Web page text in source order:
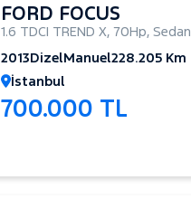
FORD FOCUS
1.6 TDCI TREND X, 70Hp, Sedan
2013DizelManuel228.205 Km
İstanbul
700.000 TL